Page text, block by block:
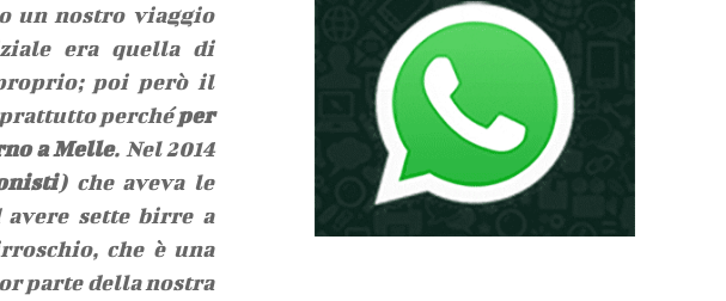
un nostro viaggio
era quella di
poi però il
perchéper
a Melle. Nel 2014
) che aveva le
sette birre a
che è una
parte della nostra